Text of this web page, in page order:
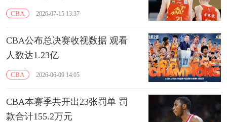
CBA 2026-07-15 13:37
CBA公布总决赛收视数据 观看
人数达1.23亿
CBA 2026-06-09 14:05
CBA本赛季共开出23张罚单 罚
款合计155.2万元